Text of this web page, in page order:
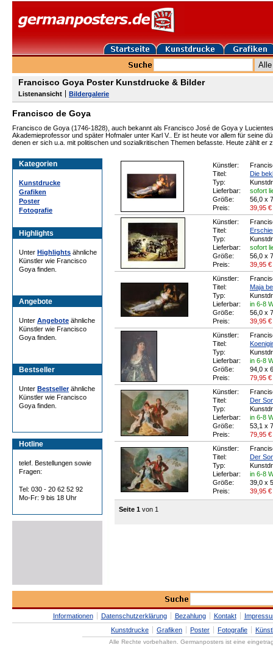
Francisco Goya Poster Kunstdrucke & Bilder
Listenansicht Bildergalerie
Francisco de Goya
Francisco de Goya (1746-1828), auch bekannt als Francisco José de Goya y
Akademieprofessor und später Hofmaler unter Karl V.. Er ist heute vor allem für seine
denen er sich u.a. mit politischen und sozialkritischen Themen befasste. Heute zählt
Kategorien
Kunstdrucke
Grafiken
Poster
Fotografie
Highlights
Unter Highlights ähnliche
Künstler wie Francisco
Goya finden.
Angebote
Unter Angebote ähnliche
Künstler wie Francisco
Goya finden.
Bestseller
Unter Bestsellerähnliche
Künstler wie Francisco
Goya finden.
Hotline
telef. Bestellungen sowie
Fragen:
Tel: 030 - 20 62 52 92
Mo-Fr: 9 bis 18 Uhr
Künstler:
Titel:
Die
Typ:
Lieferbar:
sofort
Größe:
56,0 x
Preis:
39,95 €
Künstler:
Titel:
Typ:
Lieferbar:
sofort
Größe:
56,0 x
Preis:
39,95 €
Künstler:
Titel:
Maja
Typ:
Lieferbar:
in 6-8
Größe:
56,0 x
Preis:
39,95 €
Künstler:
Titel:
Typ:
Lieferbar:
in 6-8
Größe:
94,0 x
Preis:
79,95 €
Künstler:
Titel:
Der
Typ:
Lieferbar:
in 6-8
Größe:
53,1 x
Preis:
79,95 €
Künstler:
Titel:
Der
Typ:
Lieferbar:
in 6-8
Größe:
39,0 x
Preis:
39,95 €
Seite 1 von 1
Informationen Datenschutzerklärung Bezahlung Kontakt
Kunstdrucke
Grafiken Poster Fotografie
Alle Rechte vorbehalten. Germanposters ist eine